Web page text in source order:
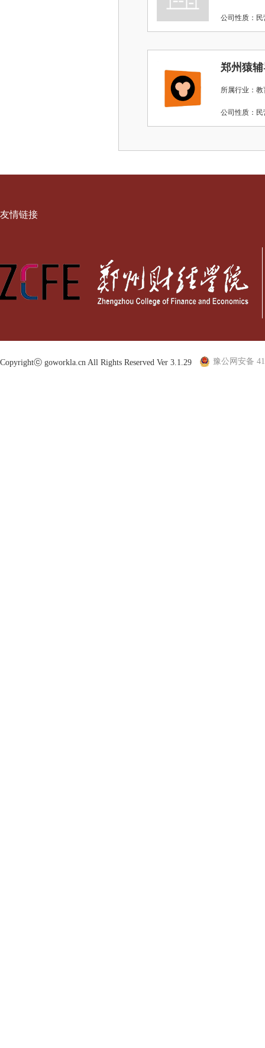
公司性质
郑州猿
所属行业：
公司性质
友情链接
Copyrightⓒ goworkla.cn All Rights Reserved Ver 3.1.29 豫公网安备